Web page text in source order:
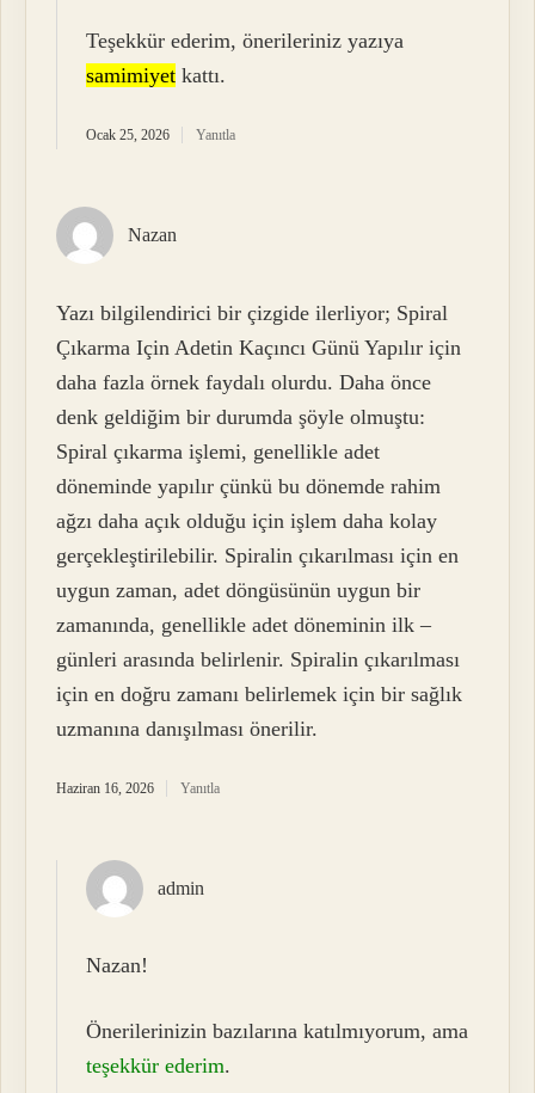
Teşekkür ederim, önerileriniz yazıya
samimiyet kattı.
Ocak 25, 2026 Yanıtla
Nazan
Yazı bilgilendirici bir çizgide ilerliyor; Spiral
Çıkarma Için Adetin Kaçıncı Günü Yapılır için
daha fazla örnek faydalı olurdu. Daha önce
denk geldiğim bir durumda şöyle olmuştu:
Spiral çıkarma işlemi, genellikle adet
döneminde yapılır çünkü bu dönemde rahim
ağzı daha açık olduğu için işlem daha kolay
gerçekleştirilebilir. Spiralin çıkarılması için en
uygun zaman, adet döngüsünün uygun bir
zamanında, genellikle adet döneminin ilk –
günleri arasında belirlenir. Spiralin çıkarılması
için en doğru zamanı belirlemek için bir sağlık
uzmanına danışılması önerilir.
Haziran 16, 2026 Yanıtla
admin
Nazan!
Önerilerinizin bazılarına katılmıyorum, ama
teşekkür ederim.